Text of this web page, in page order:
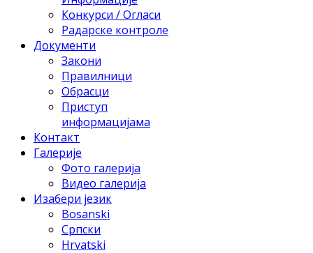
Конкурси / Огласи
Радарске контроле
Документи
Закони
Правилници
Обрасци
Приступ
информацијама
Контакт
Галерије
Фото галерија
Видео галерија
Изабери језик
Bosanski
Српски
Hrvatski